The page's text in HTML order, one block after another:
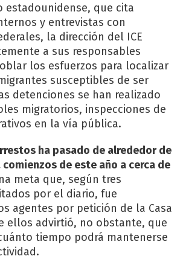
estadounidense, que cita
y entrevistas con
la dirección del ICE
a sus responsables
los esfuerzos para localizar
susceptibles de ser
detenciones se han realizado
migratorios, inspecciones de
en la vía pública.
ha pasado de alrededor de
de este año a cerca de
meta que, según tres
por el diario, fue
agentes por petición de la Casa
ellos advirtió, no obstante, que
tiempo podrá mantenerse